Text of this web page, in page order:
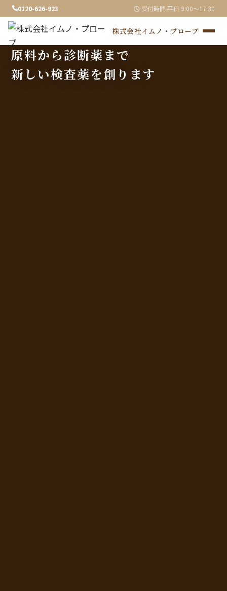
0120-626-923 受付時間 平日 9:00〜17:30
株式会社イムノ・プローブ
原料から診断薬まで
新しい検査薬を創ります